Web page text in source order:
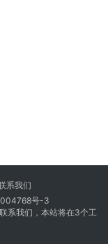
系我们
号-3
系我们，本站将在3个工